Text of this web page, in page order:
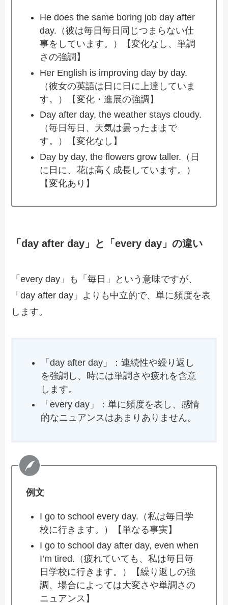
He does the same boring job day after
day.（彼は毎日毎日同じつまらない仕
事をしています。）【変化なし、単調
さの強調】
Her English is improving day by day.
（彼女の英語は日に日に上達していま
す。）【変化・進展の強調】
Day after day, the weather stays cloudy.
（毎日毎日、天気は曇ったままで
す。）【変化なし】
Day by day, the flowers grow taller.（日
に日に、花は高く成長しています。）
【変化あり】
「day after day」と「every day」の違い
「every day」も「毎日」という意味ですが、
「day after day」よりも中立的で、単に頻度を表
します。
「day after day」：連続性や繰り返し
を強調し、時には単調さや疲れを含意
します。
「every day」：単に頻度を表し、感情
的なニュアンスはあまりありません。
例文
I go to school every day.（私は毎日学
校に行きます。）【単なる事実】
I go to school day after day, even when
I’m tired.（疲れていても、私は毎日毎
日学校に行きます。）【繰り返しの強
調、場合によっては大変さや単調さの
ニュアンス】